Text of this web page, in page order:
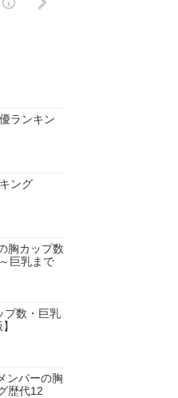
ランキン
ング
胸カップ数
巨乳まで
プ数・巨乳
ンバーの胸
歴代12